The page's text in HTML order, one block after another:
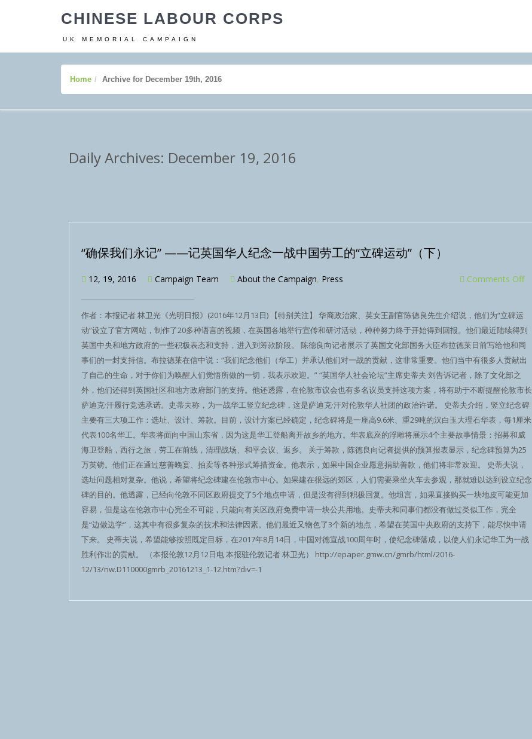
CHINESE LABOUR CORPS
UK MEMORIAL CAMPAIGN
Home Archive for December 19th, 2016
Daily Archives: December 19, 2016
“确保我们永记” ——记英国华人纪念一战中国劳工的“立碑运动”（下）
12, 19, 2016 Campaign Team About the Campaign, Press Comments Off
作者：本报记者 林卫光《光明日报》(2016年12月13日) 【特别关注】 华裔政治家、英女王副官陈德良先生介绍说，他们为“立碑运
动”设立了官方网站，制作了20多种语言的视频，在英国各地举行宣传和研讨活动，种种努力终于开始得到回报。他们最近陆续得到
英国中央和地方政府的一些积极表态和支持，进入到筹款阶段。 陈德良向记者展示了英国文化部国务大臣布拉德莱日前写给他和同
事们的一封支持信。布拉德莱在信中说：“我们纪念他们（华工）并承认他们对一战的贡献，这非常重要。他们当中有很多人贡献出
了自己的生命，对于你们为唤醒人们觉悟所做的一切，我表示欢迎。” “英国华人社会论坛”主席史蒂夫·刘告诉记者，除了文化部之
外，他们还得到英国社区和地方政府部门的支持。他还透露，在伦敦市议会也有多名议员支持这项方案，将有助于不断提醒伦敦市长
萨迪克·汗履行竞选承诺。史蒂夫称，为一战华工竖立纪念碑，这是萨迪克·汗对伦敦华人社团的政治许诺。 史蒂夫介绍，竖立纪念碑
主要有三大项工作：选址、设计、筹款。目前，设计方案已经确定，纪念碑将是一座高9.6米、重29吨的汉白玉大理石华表，每1厘米
代表100名华工。华表将面向中国山东省，因为这是华工登船离开故乡的地方。华表底座的浮雕将展示4个主要故事情景：招募和威
海卫登船，西行之旅，劳工在前线，清理战场、和平会议、返乡。 关于筹款，陈德良向记者提供的预算报表显示，纪念碑预算为25
万英镑。他们正在通过慈善晚宴、拍卖等各种形式筹措资金。他表示，如果中国企业愿意捐助善款，他们将非常欢迎。 史蒂夫说，
选址问题相对复杂。他说，希望将纪念碑建在伦敦市中心。如果建在很远的郊区，人们需要乘坐火车去参观，那就难以达到设立纪念
碑的目的。他透露，已经向伦敦不同区政府提交了5个地点申请，但是没有得到积极回复。他坦言，如果直接购买一块地皮可能更加
容易，但是这在伦敦市中心完全不可能，只能向有关区政府免费申请一块公共用地。史蒂夫和同事们都没有做过类似工作，完全
是“边做边学”，这其中有很多复杂的技术和法律因素。他们最近又物色了3个新的地点，希望在英国中央政府的支持下，能尽快申请
下来。 史蒂夫说，希望能够按照既定目标，在2017年8月14日，中国对德宣战100周年时，使纪念碑落成，以使人们永记华工为一战
胜利作出的贡献。 （本报伦敦12月12日电 本报驻伦敦记者 林卫光） http://epaper.gmw.cn/gmrb/html/2016-
12/13/nw.D110000gmrb_20161213_1-12.htm?div=-1